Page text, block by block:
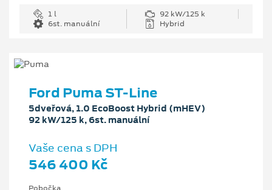
1 l
92 kW/125 k
6st. manuální
Hybrid
Ford Puma ST-Line
5dveřová, 1.0 EcoBoost Hybrid (mHEV)
92 kW/125 k, 6st. manuální
Vaše cena s DPH
546 400 Kč
Pobočka